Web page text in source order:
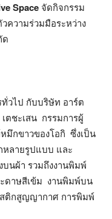
Space จัดกิจกรรม
ความร่วมมือระหว่าง
ด
วไป กับบริษัท อาร์ต
ตชะเสน กรรมการผู้
มึกขาวของโอกิ ซึ่งเป็น
หลายรูปแบบ และ
บนผ้า รวมถึงงานพิมพ์
ดาษสีเข้ม งานพิมพ์บน
ติกสูญญากาศ การพิมพ์